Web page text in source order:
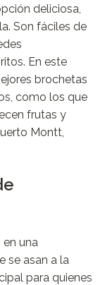
deliciosa,
Son fáciles de
En este
brochetas
como los que
frutas y
Montt,
una
se asan a la
para quienes